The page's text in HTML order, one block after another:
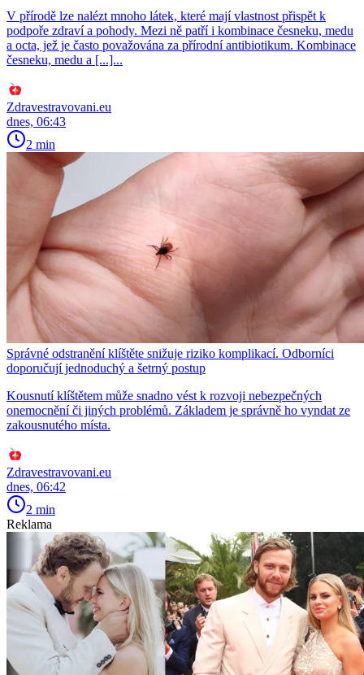
V přírodě lze nalézt mnoho látek, které mají vlastnost přispět k
podpoře zdraví a pohody. Mezi ně patří i kombinace česneku, medu
a octa, jež je často považována za přírodní antibiotikum. Kombinace
česneku, medu a [...]...
Zdravestravovani.eu
dnes, 06:43
2 min
Správné odstranění klíštěte snižuje riziko komplikací. Odborníci
doporučují jednoduchý a šetrný postup
Kousnutí klíštětem může snadno vést k rozvoji nebezpečných
onemocnění či jiných problémů. Základem je správně ho vyndat ze
zakousnutého místa.
Zdravestravovani.eu
dnes, 06:42
2 min
Reklama